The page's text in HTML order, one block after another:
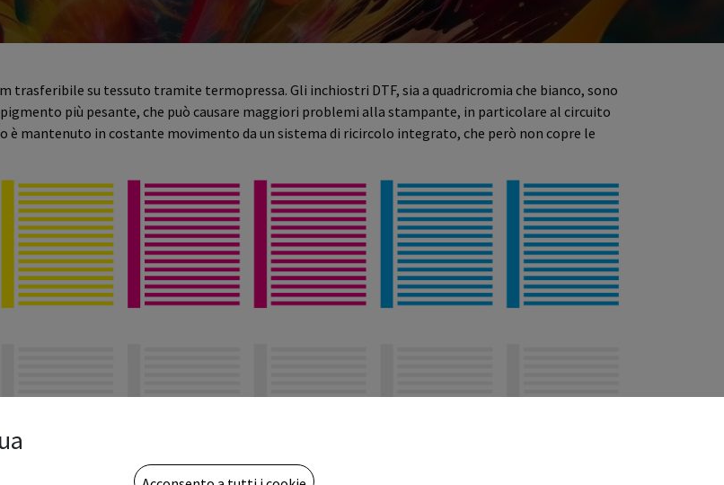
trasferibile su tessuto tramite termopressa. Gli inchiostri DTF, sia a quadricromia che bianco, sono
più pesante, che può causare maggiori problemi alla stampante, in particolare al circuito
mantenuto in costante movimento da un sistema di ricircolo integrato, che però non copre le